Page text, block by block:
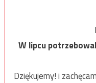
W lipcu
Dziękujemy! i